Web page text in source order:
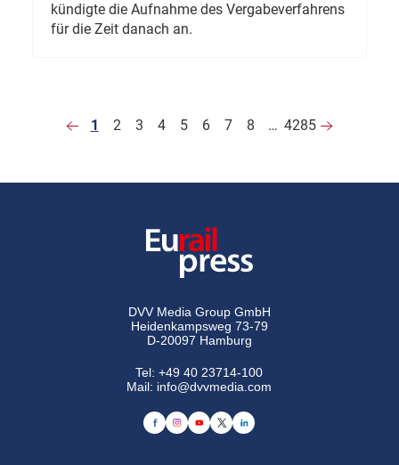
kündigte die Aufnahme des Vergabeverfahrens
für die Zeit danach an.
1 2 3 4 5 6 7 8 … 4285
DVV Media Group GmbH
Heidenkampsweg 73-79
D-20097 Hamburg
Tel:+49 40 23714-100
Mail: info@dvvmedia.com